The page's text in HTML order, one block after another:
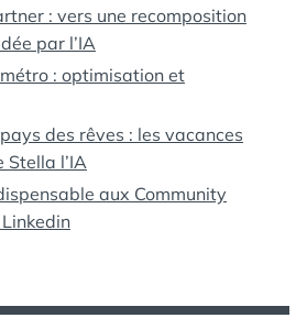
: vers une recomposition
par l’IA
: optimisation et
des rêves : les vacances
Stella l’IA
aux Community